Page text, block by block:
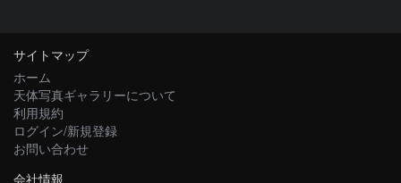
サイトマップ
ホーム
天体写真ギャラリーについて
利用規約
ログイン/新規登録
お問い合わせ
会社情報